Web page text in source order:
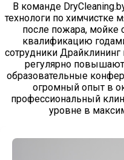
В команде
технологи по химчистке
после пожара,
квалификацию
сотрудники
регулярно
образовательные
огромный опыт в
профессиональный
уровне в